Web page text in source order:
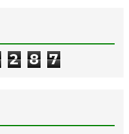
2 8 7